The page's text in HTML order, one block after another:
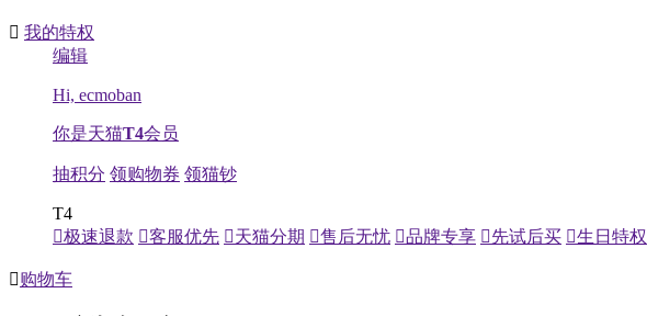
 我的特权
编辑
Hi, ecmoban
你是天猫T4会员
抽积分 领购物券 领猫钞
T4
极速退款 客服优先 天猫分期 售后无忧 品牌专享 先试后买 生日特权
购物车